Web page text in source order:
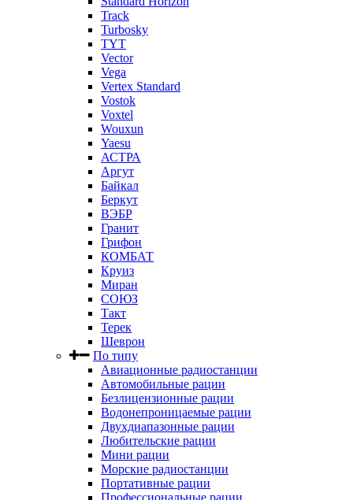
Track
Turbosky
TYT
Vector
Vega
Vertex Standard
Vostok
Voxtel
Wouxun
Yaesu
АСТРА
Аргут
Байкал
Беркут
ВЭБР
Гранит
Грифон
КОМБАТ
Круиз
Миран
СОЮЗ
Такт
Терек
Шеврон
По типу
Авиационные радиостанции
Автомобильные рации
Безлицензионные рации
Водонепроницаемые рации
Двухдиапазонные рации
Любительские рации
Мини рации
Морские радиостанции
Портативные рации
Профессиональные рации